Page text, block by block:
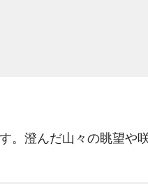
澄んだ山々の眺望や